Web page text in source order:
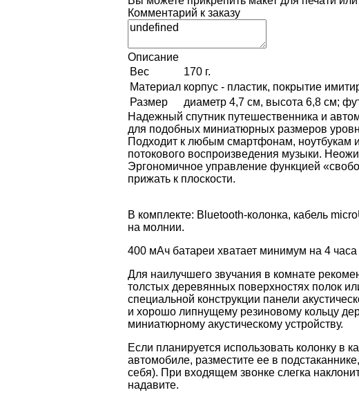
Комментарий к заказу
Описание
Вес
170 г.
Материал корпус - пластик, покрытие
Размер
диаметр 4,7 см, высота 6,8 см;
Надежный спутник путешественника и
для подобных миниатюрных размеров
Подходит к любым смартфонам, ноутбукам
потокового воспроизведения музыки.
Эргономичное управление функцией
прижать к плоскости.
В комплекте: Bluetooth-колонка, кабель
на молнии.
400 мАч батареи хватает минимум на 4
Для наилучшего звучания в комнате
толстых деревянных поверхностях полок
специальной конструкции панели
и хорошо липнущему резиновому кольцу
миниатюрному акустическому устройству.
Если планируется использовать колонку в
автомобиле, разместите ее в
себя). При входящем звонке слегка
надавите.